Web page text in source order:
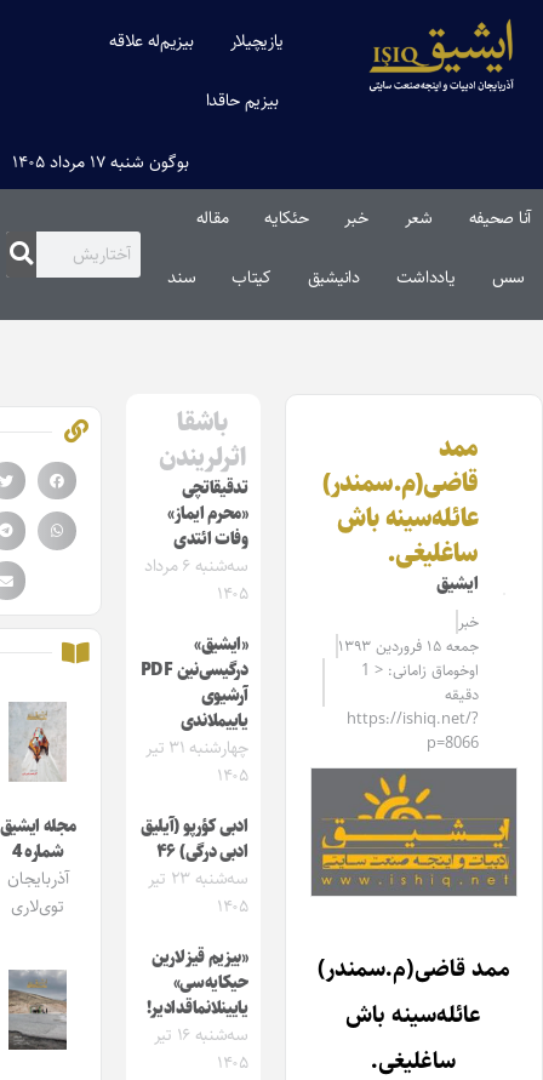
یازیچیلار بیزیم‌له علاقه
بیزیم حاقدا
بوگون شنبه ۱۷ مرداد ۱۴۰۵
صحیفه شعر حئکایه مقاله‌
یادداشت دانیشیق کیتاب سند
ممد
قاضی(م.سمندر)
عائله‌سینه باش
ساغلیغی.
ایشیق
جمعه ۱۵ فروردین ۱۳۹۳
اوخوماق زامانی: < 1
دقیقه
https://ishiq.net/?
p=8066
ممد قاضی(م.سمندر)
عائله‌سینه باش
ساغلیغی.
باشقا
اثرلریندن
تدقیقاتچی
«محرم ایماز»
وفات ائتدی
سه‌شنبه ۶ مرداد
۱۴۰۵
«ایشیق»
درگیسی‌نین PDF
آرشیوی
یاییملاندی
چهارشنبه ۳۱ تیر
۱۴۰۵
ادبی کؤرپو (آیلیق
ادبی درگی) ۴۶
سه‌شنبه ۲۳ تیر
۱۴۰۵
«بیزیم قیزلارین
حیکایه‌سی»
یایینلانماقدادیر!
سه‌شنبه ۱۶ تیر
۱۴۰۵
مجله ایشیق
شماره 4
آذربایجان
توی‌لاری